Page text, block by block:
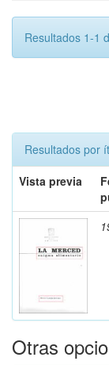
Resultados 1-1
Resultados por
Vista previa
Otras